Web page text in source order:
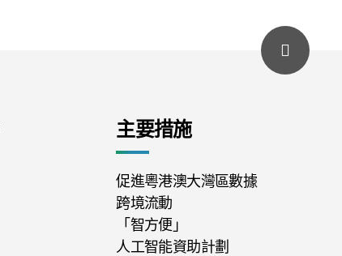
主要措施
促進粵港澳大灣區數據
跨境流動
「智方便」
人工智能資助計劃